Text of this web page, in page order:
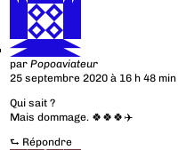
parPopoaviateur
25 septembre 2020 à 16 h 48 min
Qui sait ?
Mais dommage. 🍀🍀🍀✈️
⮑ Répondre